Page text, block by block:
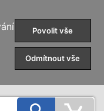
Povolit vše
Odmítnout vše